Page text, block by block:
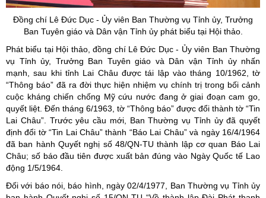
Đồng chí Lê Đức Dục - Ủy viên Ban Thường vụ Tỉnh ủy, Trưởng
Ban Tuyên giáo và Dân vận Tỉnh ủy phát biểu tại Hội thảo.
Phát biểu tại Hội thảo, đồng chí Lê Đức Dục - Ủy viên Ban Thường
vụ Tỉnh ủy, Trưởng Ban Tuyên giáo và Dân vận Tỉnh ủy nhấn
mạnh, sau khi tỉnh Lai Châu được tái lập vào tháng 10/1962, tờ
“Thông báo” đã ra đời thực hiện nhiệm vụ chính trị trong bối cảnh
cuộc kháng chiến chống Mỹ cứu nước đang ở giai đoạn cam go,
quyết liệt. Đến tháng 6/1963, tờ “Thông báo” được đổi thành tờ “Tin
Lai Châu”. Trước yêu cầu mới, Ban Thường vụ Tỉnh ủy đã quyết
định đổi tờ “Tin Lai Châu” thành “Báo Lai Châu” và ngày 16/4/1964
đã ban hành Quyết nghị số 48/QN-TU thành lập cơ quan Báo Lai
Châu; số báo đầu tiên được xuất bản đúng vào Ngày Quốc tế Lao
động 1/5/1964.
Đối với báo nói, báo hình, ngày 02/4/1977, Ban Thường vụ Tỉnh ủy